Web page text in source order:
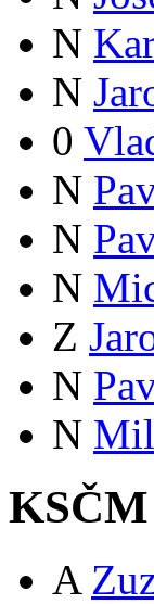
N
N
0
N
N
N
Z
N
N
A